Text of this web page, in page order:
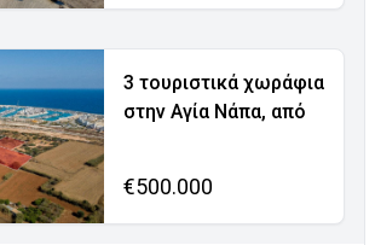
3 τουριστικά χωράφια
στην Αγία Νάπα, από
€500.000